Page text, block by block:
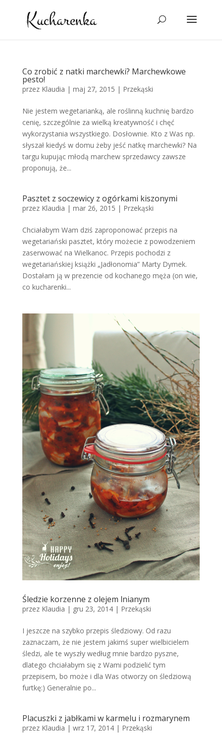
Co zrobić z natki marchewki? Marchewkowe
pesto!
przez Klaudia | maj 27, 2015 | Przekąski
Nie jestem wegetarianką, ale roślinną kuchnię bardzo
cenię, szczególnie za wielką kreatywność i chęć
wykorzystania wszystkiego. Dosłownie. Kto z Was np.
słyszał kiedyś w domu żeby jeść natkę marchewki? Na
targu kupując młodą marchew sprzedawcy zawsze
proponują, że...
Pasztet z soczewicy z ogórkami kiszonymi
przez Klaudia | mar 26, 2015 | Przekąski
Chciałabym Wam dziś zaproponować przepis na
wegetariański pasztet, który możecie z powodzeniem
zaserwować na Wielkanoc. Przepis pochodzi z
wegetariańskiej książki „Jadłonomia” Marty Dymek.
Dostałam ją w prezencie od kochanego męża (on wie,
co kucharenki...
Śledzie korzenne z olejem lnianym
przez Klaudia | gru 23, 2014| Przekąski
I jeszcze na szybko przepis śledziowy. Od razu
zaznaczam, że nie jestem jakimś super wielbicielem
śledzi, ale te wyszły według mnie bardzo pyszne,
dlatego chciałabym się z Wami podzielić tym
przepisem, bo może i dla Was otworzy on śledziową
furtkę:) Generalnie po...
Placuszki z jabłkami w karmelu i rozmarynem
przez Klaudia | wrz 17, 2014| Przekąski